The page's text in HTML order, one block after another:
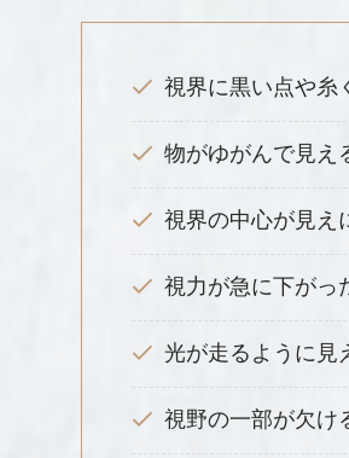
視界に黒い点や糸
物がゆがんで見え
視界の中心が見え
視力が急に下がっ
光が走るように見
視野の一部が欠け